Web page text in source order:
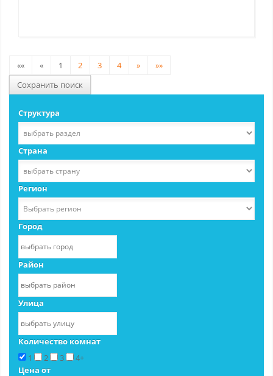
«« « 1 2 3 4 »
»»
Сохранить поиск
Структура
Страна
Регион
Город
Район
Улица
Количество комнат
1
2 3
4+
Цена от